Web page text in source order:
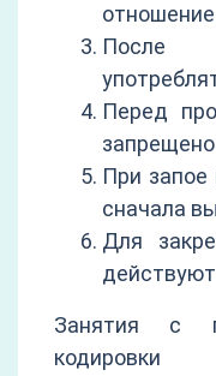
отношение
После
Перед
При запое
сначала
Для
Занятия с